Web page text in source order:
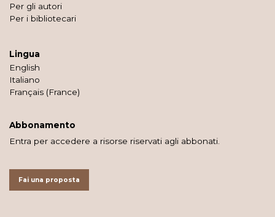
Per gli autori
Per i bibliotecari
Lingua
English
Italiano
Français (France)
Abbonamento
Entra per accedere a risorse riservati agli abbonati.
Fai una proposta